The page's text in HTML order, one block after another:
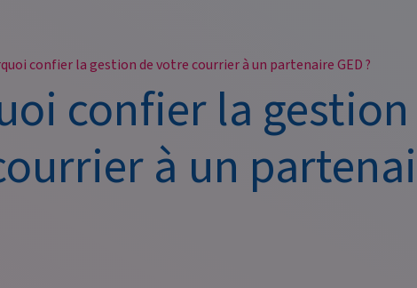
confier la gestion de votre courrier à un partenaire GED ?
confier la
à un